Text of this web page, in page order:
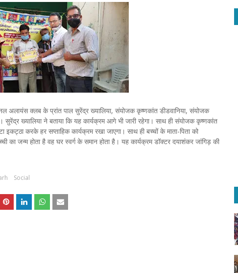
क्लब के प्रांत पाल सुरेंद्र ख्यालिया, संयोजक कृष्णकांत डीडवानिया, संयोजक
सुरेंद्र ख्यालिया ने बताया कि यह कार्यक्रम आगे भी जारी रहेगा। साथ ही संयोजक कृष्णकांत
इकट्ठा करके हर सप्ताहिक कार्यक्रम रखा जाएगा। साथ ही बच्चों के माता-पिता को
का जन्म होता है वह घर स्वर्ग के समान होता है। यह कार्यक्रम डॉक्टर दयाशंकर जांगिड़ की
Social